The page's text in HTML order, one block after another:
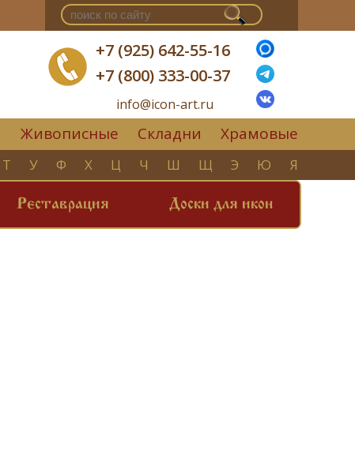
+7 (925) 642-55-16
+7 (800) 333-00-37
info@icon-art.ru
Живописные Складни Храмовые
Т У Ф Х Ц Ч Ш Щ Э Ю Я
Реставрация Доски для икон